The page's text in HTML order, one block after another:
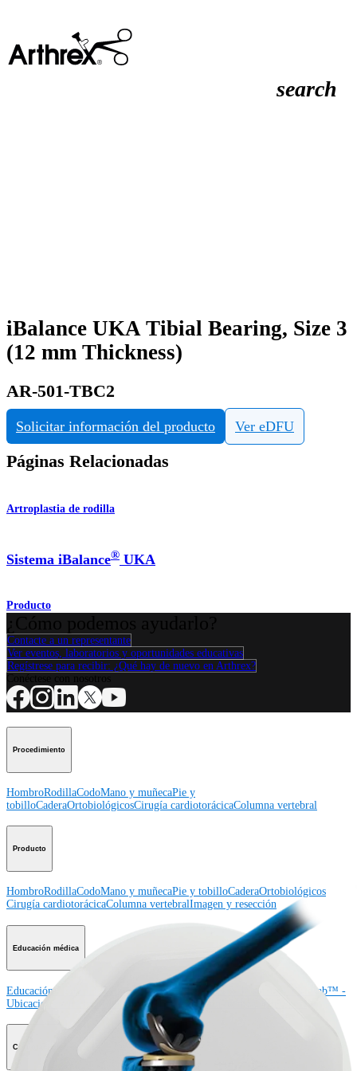
search
iBalance UKA Tibial Bearing, Size 3
(12 mm Thickness)
AR-501-TBC2
Solicitar información del producto Ver eDFU
Páginas Relacionadas
Artroplastia de rodilla
Sistema iBalance® UKA
Producto
Contacte a un representante
Ver eventos, laboratorios y oportunidades educativas
Regístrese para recibir: ¿Qué hay de nuevo en Arthrex?
Procedimiento
HombroRodillaCodoMano y muñecaPie y
tobilloCaderaOrtobiológicosCirugía cardiotorácicaColumna vertebral
Producto
HombroRodillaCodoMano y muñecaPie y tobilloCaderaOrtobiológicos
Cirugía cardiotorácicaColumna vertebralImagen y resección
Educación médica
Educación médica Descripción de cursosCalendario de cursos
ArthroLab™ -
Ubicaciones
Nuestro departamento de educación médica
Corporación